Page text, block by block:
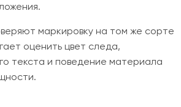
маркировку на том же сорте
оценить цвет следа,
текста и поведение материала